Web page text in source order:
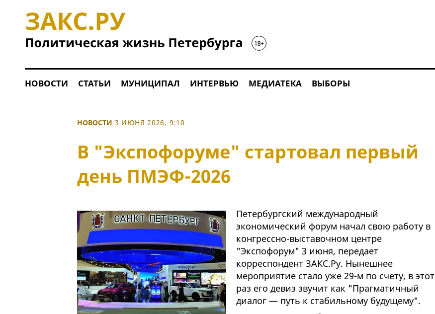
НОВОСТИ СТАТЬИ МУНИЦИПАЛ ИНТЕРВЬЮ МЕДИАТЕКА ВЫБОРЫ
НОВОСТИ 3 ИЮНЯ 2026, 9:10
В "Экспофоруме" стартовал первый
день ПМЭФ-2026
Петербургский международный
экономический форум начал свою работу в
конгрессно-выставочном центре
"Экспофорум" 3 июня, передает
корреспондент ЗАКС.Ру. Нынешнее
мероприятие стало уже 29-м по счету, в этот
раз его девиз звучит как "Прагматичный
диалог — путь к стабильному будущему".